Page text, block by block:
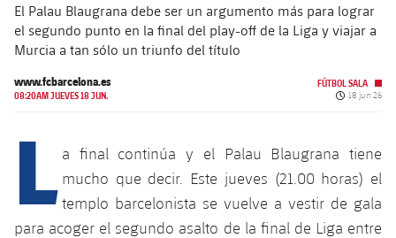
Documents
chevron-right
label.aria.chevronright
Comisiones y órganos
chevron-right
label.aria.chevronright
La Masia
Jugadores de leyenda
Entrenadores
plusicon
más
El Palau Blaugrana debe ser un argumento más para lograr
el segundo punto en la final del play-off de la Liga y viajar a
Murcia a tan sólo un triunfo del título
www.fcbarcelona.es
08:20AM JUEVES 18 JUN.
FÚTBOL SALA
Fecha de
18 jun 26
L a final continúa y el Palau Blaugrana tiene
mucho que decir. Este jueves (21.00 horas) el
templo barcelonista se vuelve a vestir de gala
para acoger el segundo asalto de la final de Liga entre